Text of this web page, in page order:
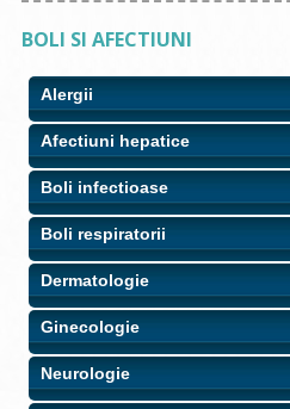
BOLI SI AFECTIUNI
Alergii
Afectiuni hepatice
Boli infectioase
Boli respiratorii
Dermatologie
Ginecologie
Neurologie